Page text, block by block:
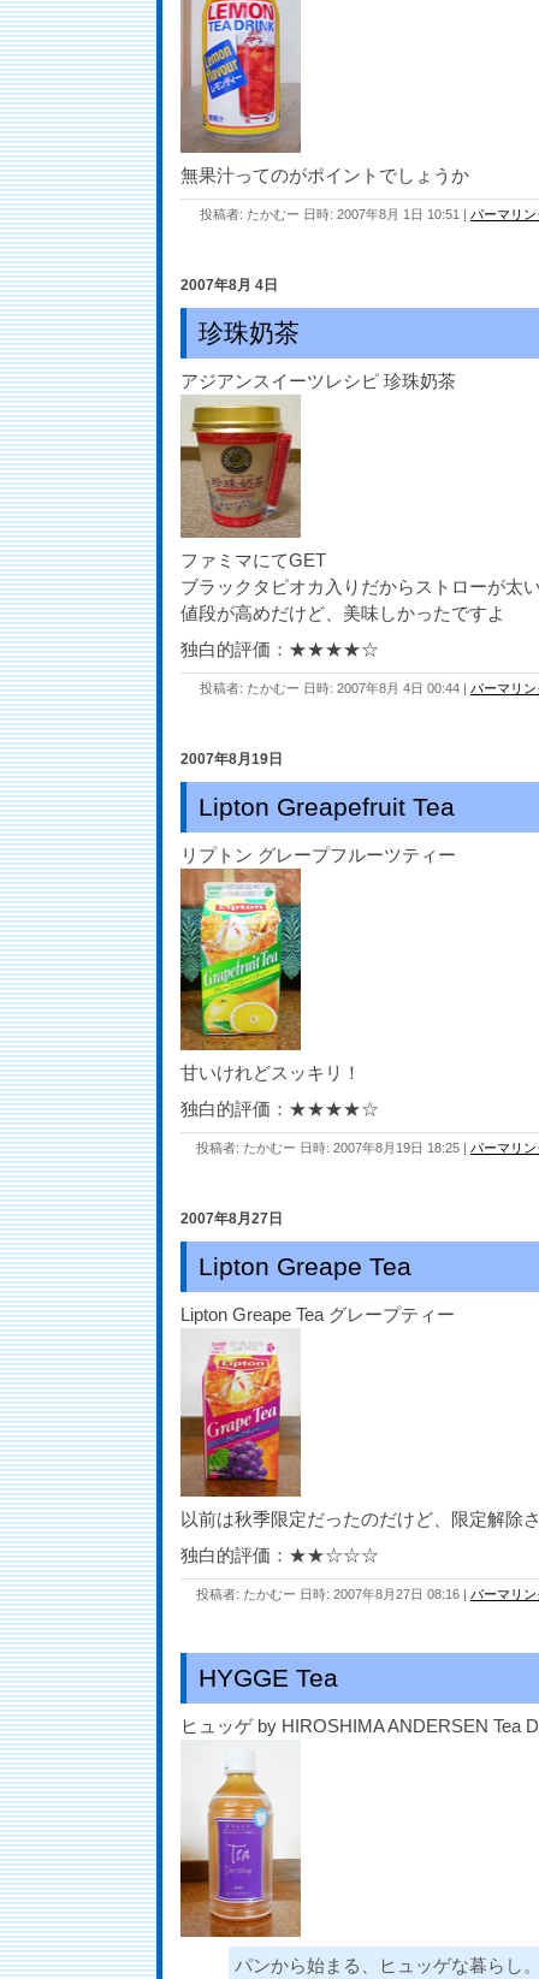
無果汁ってのがポイントでしょうか
投稿者: たかむー 日時: 2007年8月 1日 10:51 | パーマリン
2007年8月 4日
珍珠奶茶
アジアンスイーツレシピ 珍珠奶茶
ファミマにてGET
ブラックタピオカ入りだからストローが太
値段が高めだけど、美味しかったですよ
独白的評価：★★★★☆
投稿者: たかむー 日時: 2007年8月 4日 00:44 | パーマリン
2007年8月19日
Lipton Greapefruit Tea
リプトン グレープフルーツティー
甘いけれどスッキリ！
独白的評価：★★★★☆
投稿者: たかむー 日時: 2007年8月19日 18:25 | パーマリン
2007年8月27日
Lipton Greape Tea
Lipton Greape Tea グレープティー
以前は秋季限定だったのだけど、限定解除
独白的評価：★★☆☆☆
投稿者: たかむー 日時: 2007年8月27日 08:16 | パーマリン
HYGGE Tea
ヒュッゲ by HIROSHIMA ANDERSEN Tea
パンから始まる、ヒュッゲな暮らし